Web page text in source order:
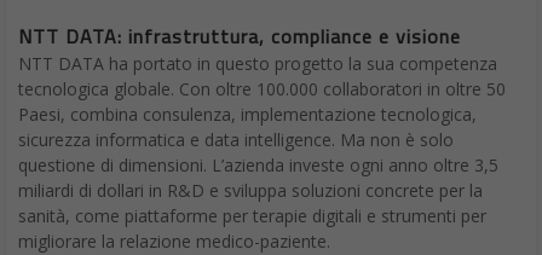
NTT DATA: infrastruttura, compliance e visione
NTT DATA ha portato in questo progetto la sua competenza
tecnologica globale. Con oltre 100.000 collaboratori in oltre 50
Paesi, combina consulenza, implementazione tecnologica,
sicurezza informatica e data intelligence. Ma non è solo
questione di dimensioni. L’azienda investe ogni anno oltre 3,5
miliardi di dollari in R&D e sviluppa soluzioni concrete per la
sanità, come piattaforme per terapie digitali e strumenti per
migliorare la relazione medico-paziente.